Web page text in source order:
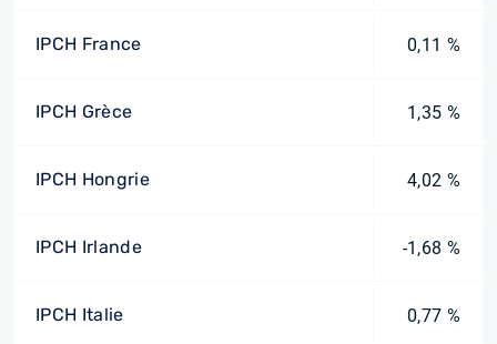
IPCH France 0,11 %
IPCH Grèce 1,35 %
IPCH Hongrie 4,02 %
IPCH Irlande -1,68 %
IPCH Italie 0,77 %